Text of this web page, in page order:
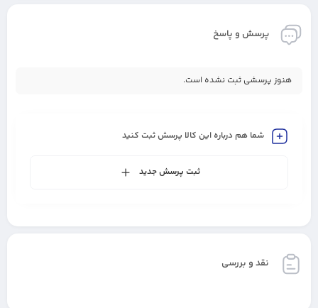
پرسش و پاسخ
هنوز پرسشی ثبت نشده است.
شما هم درباره این کالا پرسش ثبت کنید
ثبت پرسش جدید
نقد و بررسی